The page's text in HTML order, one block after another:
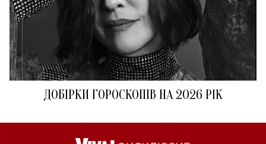
ДОБІРКИ ГОРОСКОПІВ НА 2026 РІК